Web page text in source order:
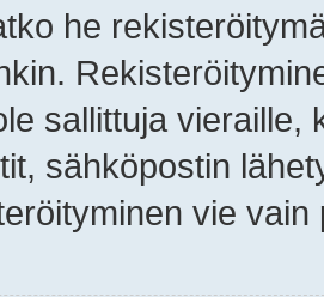
he
sallittuja vieraille,
sähköpostin
vie